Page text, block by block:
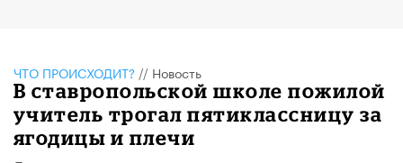
ЧТО ПРОИСХОДИТ? // Новость
В ставропольской школе пожилой
учитель трогал пятиклассницу за
ягодицы и плечи